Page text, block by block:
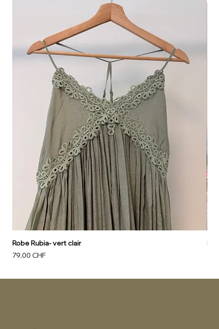
Robe Rubia- vert clair
Prix
79.00 CHF